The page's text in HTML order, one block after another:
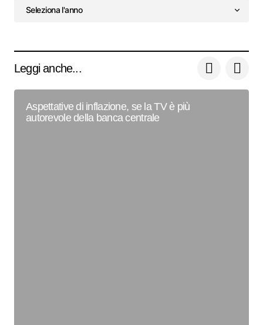
Leggi anche...
Aspettative di inflazione, se la TV è più
autorevole della banca centrale